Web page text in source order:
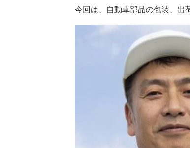
今回は、自動車部品の包装、出